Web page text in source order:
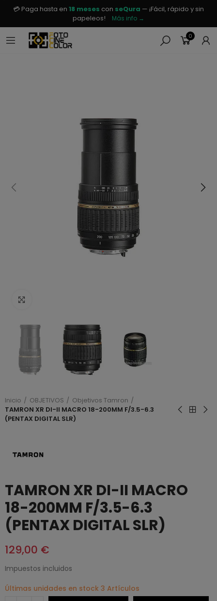
💳 Paga hasta en 18 meses con seQura — ¡Fácil, rápido y sin
papeleos!
Más info →
0
Inicio OBJETIVOS
Objetivos Tamron
TAMRON XR DI-II MACRO 18-200MM F/3.5-6.3
(PENTAX DIGITAL SLR)
TAMRON XR DI-II MACRO
18-200MM F/3.5-6.3
(PENTAX DIGITAL SLR)
129,00 €
Impuestos incluidos
Últimas unidades en stock 3 Artículos